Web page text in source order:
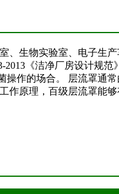
生物实验室、电子生
《洁净厂房设计规
作的场合。 层流罩通
原理，百级层流罩能